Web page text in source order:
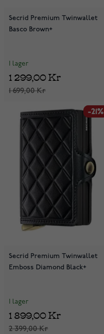
Secrid Premium Twinwallet
Basco Brown+
I lager
1 699,00 Kr
1 299,00 Kr
-21%
-21%
Secrid Premium Twinwallet
Emboss Diamond Black+
I lager
2 399,00 Kr
1 899,00 Kr